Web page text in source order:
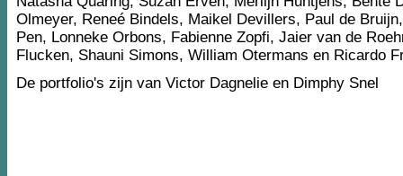
Olmeyer, Reneé Bindels, Maikel Devillers, Paul de
Pen, Lonneke Orbons, Fabienne Zopfi, Jaier van de
Flucken, Shauni Simons, William Otermans en Ricardo
De portfolio's zijn van Victor Dagnelie en Dimphy Snel